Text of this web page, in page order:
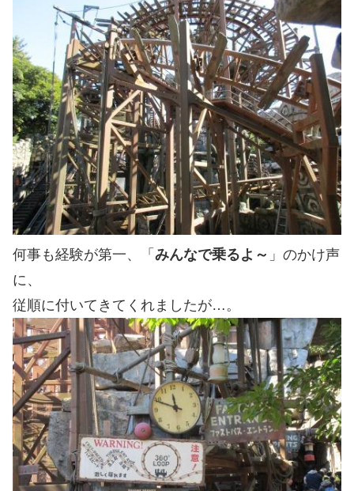
何事も経験が第一、「 みんなで乗るよ～ 」 のかけ声
に、
従順に付いてきてくれましたが…。